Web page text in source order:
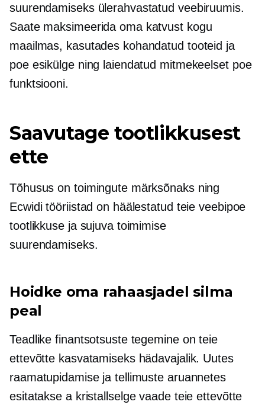
suurendamiseks ülerahvastatud veebiruumis.
Saate maksimeerida oma katvust kogu
maailmas, kasutades kohandatud tooteid ja
poe esikülge ning laiendatud mitmekeelset poe
funktsiooni.
Saavutage tootlikkusest
ette
Tõhusus on toimingute märksõnaks ning
Ecwidi tööriistad on häälestatud teie veebipoe
tootlikkuse ja sujuva toimimise
suurendamiseks.
Hoidke oma rahaasjadel silma
peal
Teadlike finantsotsuste tegemine on teie
ettevõtte kasvatamiseks hädavajalik. Uutes
raamatupidamise ja tellimuste aruannetes
esitatakse a kristallselgevaade teie ettevõtte